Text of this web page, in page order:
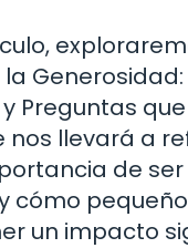
Generosidad:
Preguntas
nos llevará a
de ser
cómo
un impacto